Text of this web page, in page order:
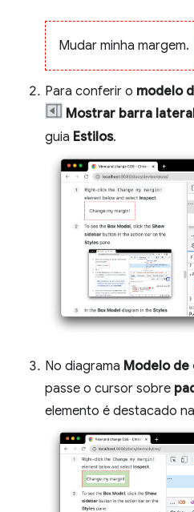
Mudar minha margem.
Para conferir o modelo
Mostrar barra
guia Estilos.
No diagrama Modelo de
passe o cursor sobre
elemento é destacado